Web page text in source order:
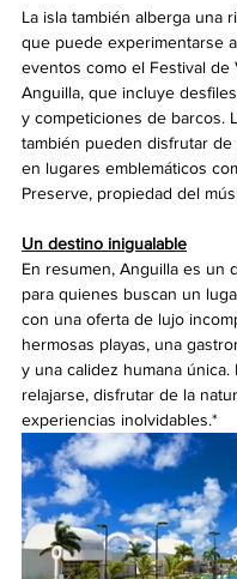
La isla también alberga una
que puede experimentarse
eventos como el Festival de
Anguilla, que incluye
y competiciones de barcos.
también pueden disfrutar de
en lugares emblemáticos
Preserve, propiedad del
Un destino inigualable
En resumen, Anguilla es un
para quienes buscan un
con una oferta de lujo
hermosas playas, una
y una calidez humana única.
relajarse, disfrutar de la
experiencias inolvidables.*